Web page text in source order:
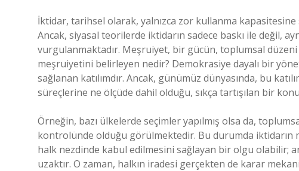
İktidar, tarihsel olarak, yalnızca zor kullanma
Ancak, siyasal teorilerde iktidarın sadece baskı ile değil,
vurgulanmaktadır. Meşruiyet, bir gücün, toplumsal
meşruiyetini belirleyen nedir? Demokrasiye dayalı bir
sağlanan katılımdır. Ancak, günümüz dünyasında, bu
süreçlerine ne ölçüde dahil olduğu, sıkça tartışılan bir
Örneğin, bazı ülkelerde seçimler yapılmış olsa da,
kontrolünde olduğu görülmektedir. Bu durumda iktidarın
halk nezdinde kabul edilmesini sağlayan bir olgu olabilir;
uzaktır. O zaman, halkın iradesi gerçekten de karar